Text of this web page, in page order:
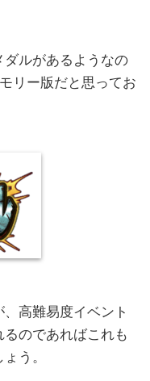
ダルがあるようなの
リー版だと思ってお
高難易度イベント
のであればこれも
う。